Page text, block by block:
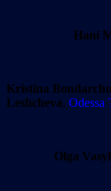
Hani
Kristina
Leshcheva, Odessa
Olga